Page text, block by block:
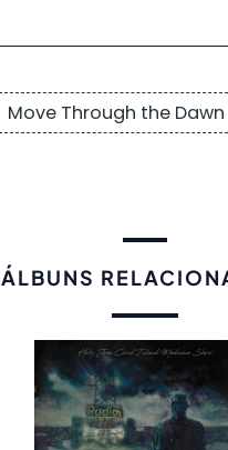
Move Through the Dawn
ÁLBUNS